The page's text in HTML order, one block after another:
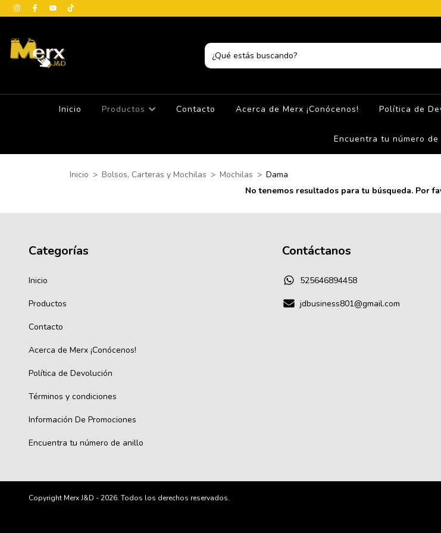
Inicio Productos Contacto Acerca de Merx ¡Conócenos! Política de
Encuentra tu número
Inicio > Bolsos, Carteras y Mochilas > Mochilas > Dama
No tenemos resultados para tu búsqueda. Por
Categorías
Inicio
Productos
Contacto
Acerca de Merx ¡Conócenos!
Política de Devolución
Términos y condiciones
Información De Promociones
Encuentra tu número de anillo
Contáctanos
525646894458
jdbusiness801@gmail.com
Copyright Merx J&D - 2026. Todos los derechos reservados.